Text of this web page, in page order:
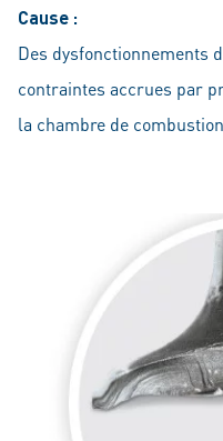
Cause :
Des dysfonctionnements
contraintes accrues par
la chambre de